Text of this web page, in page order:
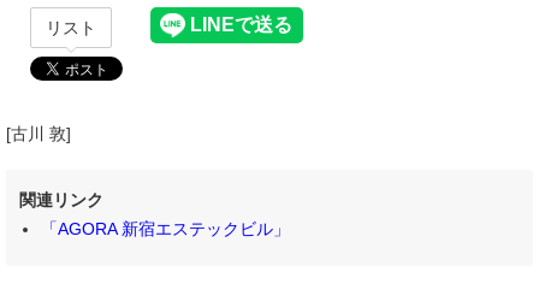
リスト
[古川 敦]
関連リンク
「AGORA 新宿エステックビル」